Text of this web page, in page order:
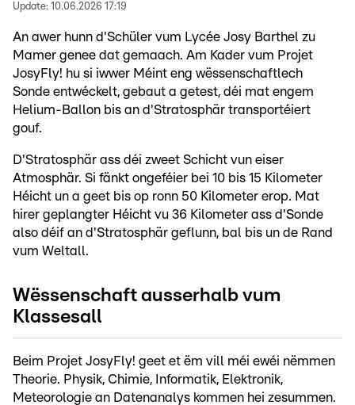
Update: 10.06.2026 17:19
An awer hunn d'Schüler vum Lycée Josy Barthel zu
Mamer genee dat gemaach. Am Kader vum Projet
JosyFly! hu si iwwer Méint eng wëssenschaftlech
Sonde entwéckelt, gebaut a getest, déi mat engem
Helium-Ballon bis an d'Stratosphär transportéiert
gouf.
D'Stratosphär ass déi zweet Schicht vun eiser
Atmosphär. Si fänkt ongeféier bei 10 bis 15 Kilometer
Héicht un a geet bis op ronn 50 Kilometer erop. Mat
hirer geplangter Héicht vu 36 Kilometer ass d'Sonde
also déif an d'Stratosphär geflunn, bal bis un de Rand
vum Weltall.
Wëssenschaft ausserhalb vum
Klassesall
Beim Projet JosyFly! geet et ëm vill méi ewéi nëmmen
Theorie. Physik, Chimie, Informatik, Elektronik,
Meteorologie an Datenanalys kommen hei zesummen.